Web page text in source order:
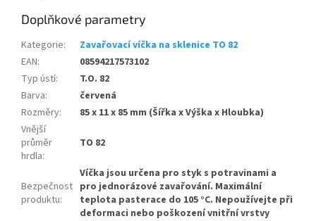
Doplňkové parametry
Kategorie:
Zavařovací víčka na sklenice TO 82
EAN:
08594217573102
Typ ústí:
T.O. 82
Barva:
červená
Rozměry:
85 x 11 x 85 mm (Šířka x Výška x Hloubka)
Vnější
průměr
hrdla:
TO 82
Bezpečnost
produktu:
Víčka jsou určena pro styk s potravinami a
pro jednorázové zavařování. Maximální
teplota pasterace do 105 °C. Nepoužívejte při
deformaci nebo poškození vnitřní vrstvy